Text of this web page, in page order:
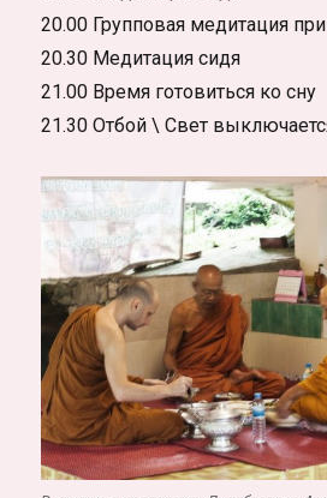
20.00 Групповая медитация
20.30 Медитация сидя
21.00 Время готовиться ко сну
21.30 Отбой \ Свет